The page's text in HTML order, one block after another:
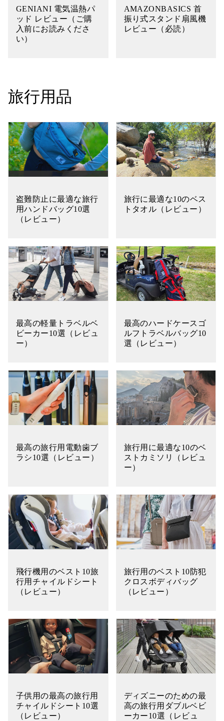
GENIANI 電気温熱パ
ッド レビュー（ご購
入前にお読みくださ
い）
AMAZONBASICS 首
振り式スタンド扇風機
レビュー（必読）
旅行用品
盗難防止に最適な旅行
用ハンドバッグ10選
（レビュー）
旅行に最適な10のベス
トタオル（レビュー）
最高の軽量トラベルベ
ビーカー10選（レビュ
ー）
最高のハードケースゴ
ルフトラベルバッグ10
選（レビュー）
最高の旅行用電動歯ブ
ラシ10選（レビュー）
旅行用に最適な10のベ
ストカミソリ（レビュ
ー）
飛行機用のベスト10旅
行用チャイルドシート
（レビュー）
旅行用のベスト10防犯
クロスボディバッグ
（レビュー）
子供用の最高の旅行用
チャイルドシート10選
（レビュー）
ディズニーのための最
高の旅行用ダブルベビ
ーカー10選（レビュ